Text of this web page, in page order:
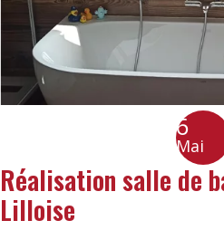
6
Mai
Réalisation salle de
Lilloise